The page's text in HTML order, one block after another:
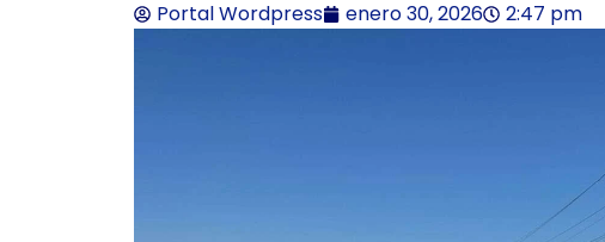
Portal Wordpress enero 30, 2026 2:47 pm